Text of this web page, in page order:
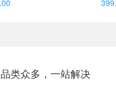
花洒【闪银
品类众多，一站解决